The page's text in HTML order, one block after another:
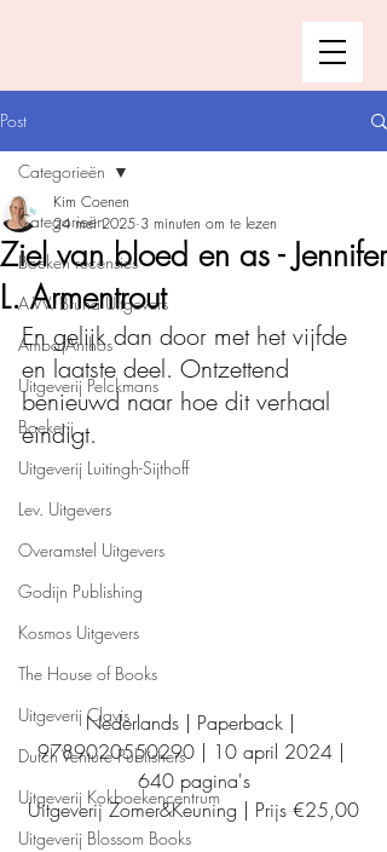
Post
Categorieën
Boeken recensies
A.W. Bruna Uitgevers
Ambo|Anthos
Uitgeverij Pelckmans
Boekerij
Uitgeverij Luitingh-Sijthoff
Lev. Uitgevers
Overamstel Uitgevers
Godijn Publishing
Kosmos Uitgevers
The House of Books
Uitgeverij Clavis
Dutch Venture Publishers
Uitgeverij Kokboekencentrum
Uitgeverij Blossom Books
Categorieën
Ziel van bloed en as - Jennifer
L. Armentrout
Kim Coenen
24 mei 2025 3 minuten om te lezen
En gelijk dan door met het vijfde
en laatste deel. Ontzettend
benieuwd naar hoe dit verhaal
eindigt.
Nederlands | Paperback |
9789020550290 | 10 april 2024 |
640 pagina's
Uitgeverij Zomer&Keuning | Prijs €25,00